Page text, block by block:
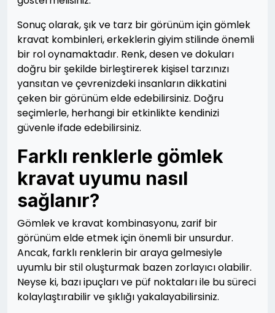
Sonuç olarak, şık ve tarz bir görünüm için gömlek
kravat kombinleri, erkeklerin giyim stilinde önemli
bir rol oynamaktadır. Renk, desen ve dokuları
doğru bir şekilde birleştirerek kişisel tarzınızı
yansıtan ve çevrenizdeki insanların dikkatini
çeken bir görünüm elde edebilirsiniz. Doğru
seçimlerle, herhangi bir etkinlikte kendinizi
güvenle ifade edebilirsiniz.
Farklı renklerle gömlek
kravat uyumu nasıl
sağlanır?
Gömlek ve kravat kombinasyonu, zarif bir
görünüm elde etmek için önemli bir unsurdur.
Ancak, farklı renklerin bir araya gelmesiyle
uyumlu bir stil oluşturmak bazen zorlayıcı olabilir.
Neyse ki, bazı ipuçları ve püf noktaları ile bu süreci
kolaylaştırabilir ve şıklığı yakalayabilirsiniz.